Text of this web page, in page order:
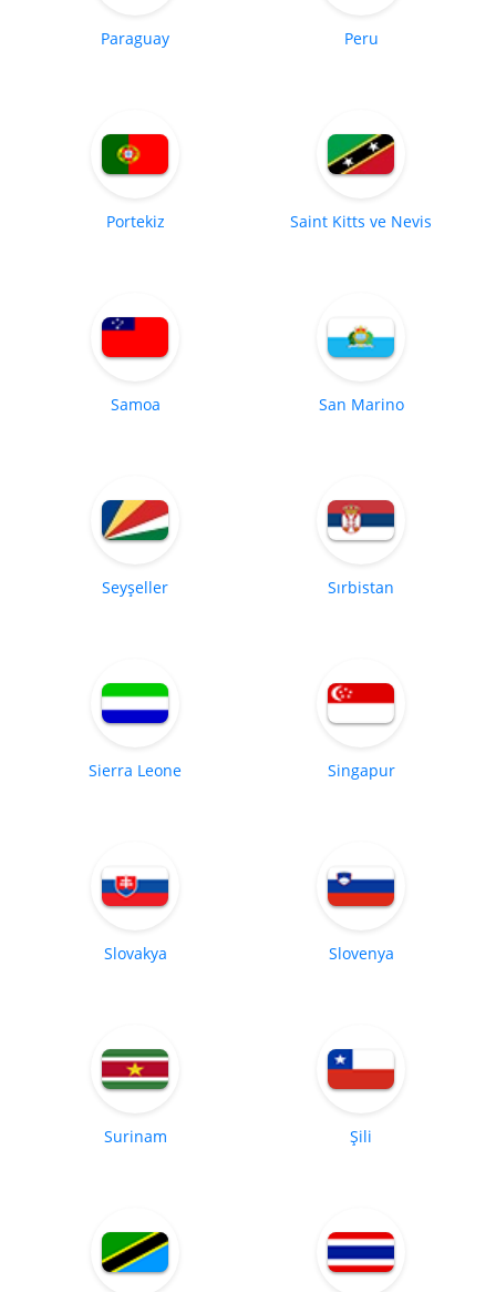
Paraguay Peru
Portekiz Saint Kitts ve Nevis
Samoa San Marino
Seyşeller Sırbistan
Sierra Leone Singapur
Slovakya Slovenya
Surinam Şili